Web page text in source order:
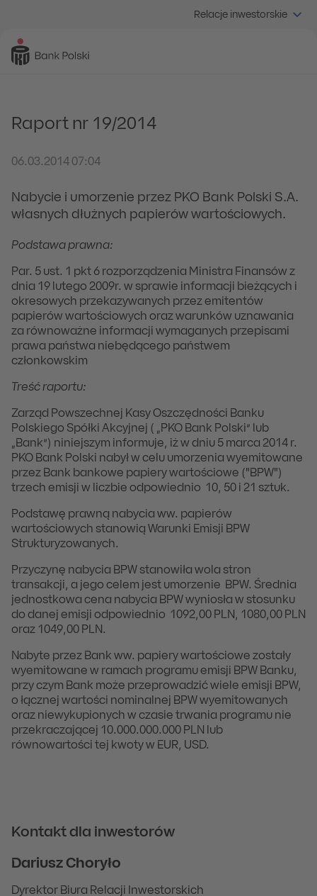
Relacje inwestorskie
Raport nr 19/2014
06.03.2014 07:04
Nabycie i umorzenie przez PKO Bank Polski S.A.
własnych dłużnych papierów wartościowych.
Podstawa prawna:
Par. 5 ust. 1 pkt 6 rozporządzenia Ministra Finansów z
dnia 19 lutego 2009r. w sprawie informacji bieżących i
okresowych przekazywanych przez emitentów
papierów wartościowych oraz warunków uznawania
za równoważne informacji wymaganych przepisami
prawa państwa niebędącego państwem
członkowskim
Treść raportu:
Zarząd Powszechnej Kasy Oszczędności Banku
Polskiego Spółki Akcyjnej ( „PKO Bank Polski” lub
„Bank”) niniejszym informuje, iż w dniu 5 marca 2014 r.
PKO Bank Polski nabył w celu umorzenia wyemitowane
przez Bank bankowe papiery wartościowe ("BPW")
trzech emisji w liczbie odpowiednio 10, 50 i 21 sztuk.
Podstawę prawną nabycia ww. papierów
wartościowych stanowią Warunki Emisji BPW
Strukturyzowanych.
Przyczynę nabycia BPW stanowiła wola stron
transakcji, a jego celem jest umorzenie BPW. Średnia
jednostkowa cena nabycia BPW wyniosła w stosunku
do danej emisji odpowiednio 1092,00 PLN, 1080,00 PLN
oraz 1049,00 PLN.
Nabyte przez Bank ww. papiery wartościowe zostały
wyemitowane w ramach programu emisji BPW Banku,
przy czym Bank może przeprowadzić wiele emisji BPW,
o łącznej wartości nominalnej BPW wyemitowanych
oraz niewykupionych w czasie trwania programu nie
przekraczającej 10.000.000.000 PLN lub
równowartości tej kwoty w EUR, USD.
Kontakt dla inwestorów
Dariusz Choryło
Dyrektor Biura Relacji Inwestorskich